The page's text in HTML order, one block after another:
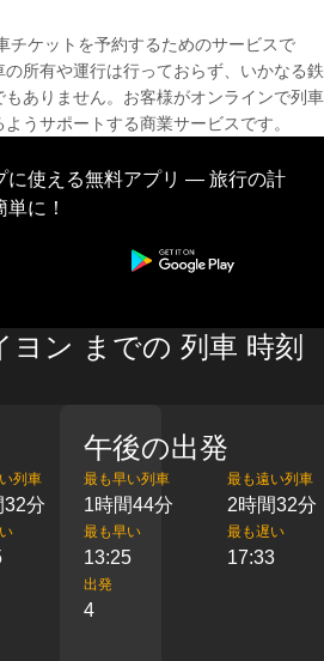
チケットを予約するためのサービスで
所有や運行は行っておらず、いかなる鉄
ありません。お客様がオンラインで列車
うサポートする商業サービスです。
に使える無料アプリ — 旅行の計
に！
ン までの 列車 時刻
列車
32分
午後の出発
最も早い列車
1時間44分
最も遠い列車
2時間32分
最も早い
13:25
最も遅い
17:33
出発
4